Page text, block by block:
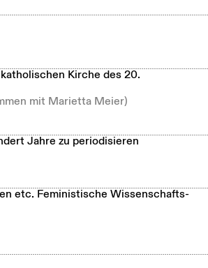
Kirche des 20.
mit Marietta Meier)
Jahre zu periodisieren
etc. Feministische Wissenschafts-